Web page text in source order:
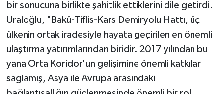
bir sonucuna birlikte şahitlik ettiklerini dile getirdi.
Uraloğlu, "Bakü-Tiflis-Kars Demiryolu Hattı, üç
ülkenin ortak iradesiyle hayata geçirilen en önemli
ulaştırma yatırımlarından biridir. 2017 yılından bu
yana Orta Koridor'un gelişimine önemli katkılar
sağlamış, Asya ile Avrupa arasındaki